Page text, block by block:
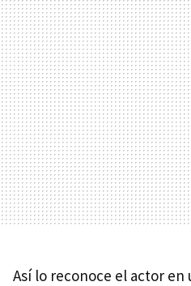
Así lo reconoce el actor en